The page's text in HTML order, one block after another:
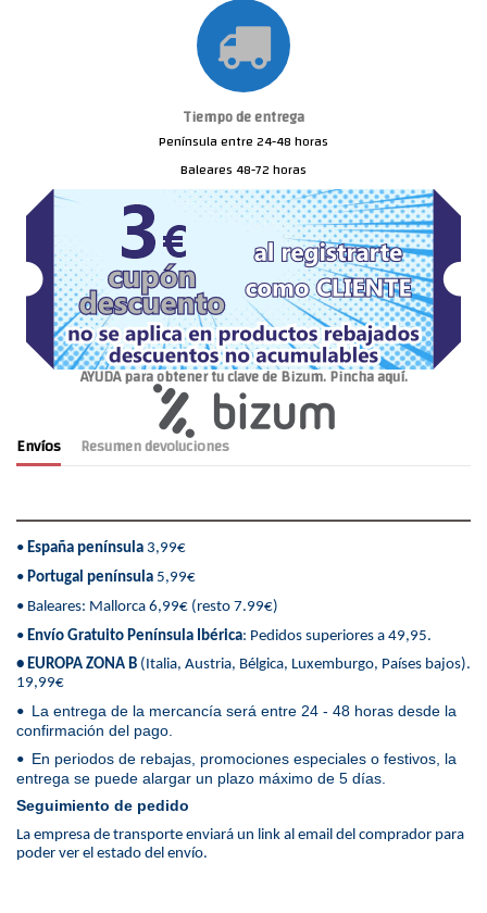
Tiempo de entrega
Península entre 24-48 horas
Baleares 48-72 horas
AYUDA para obtener tu clave de Bizum. Pincha aquí.
Envíos Resumen devoluciones
• España península 3,99€
• Portugal península 5,99€
• Baleares: Mallorca 6,99€ (resto 7.99€)
• Envío Gratuito Península Ibérica: Pedidos superiores a 49,95.
• EUROPA ZONA B (Italia, Austria, Bélgica, Luxemburgo, Países bajos).
19,99€
• La entrega de la mercancía será entre 24 - 48 horas desde la
confirmación del pago.
• En periodos de rebajas, promociones especiales o festivos, la
entrega se puede alargar un plazo máximo de 5 días.
Seguimiento de pedido
La empresa de transporte enviará un link al email del comprador para
poder ver el estado del envío.